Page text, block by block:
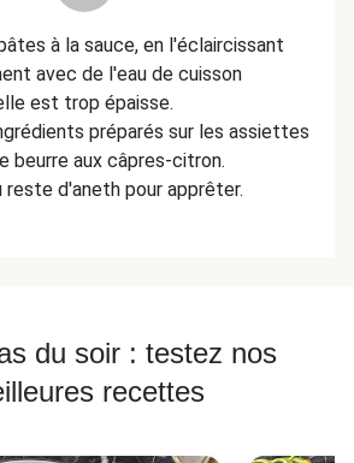
à la sauce, en l'éclaircissant
avec de l'eau de cuisson
est trop épaisse.
préparés sur les assiettes
beurre aux câpres-citron.
reste d'aneth pour apprêter.
du soir : testez nos
recettes